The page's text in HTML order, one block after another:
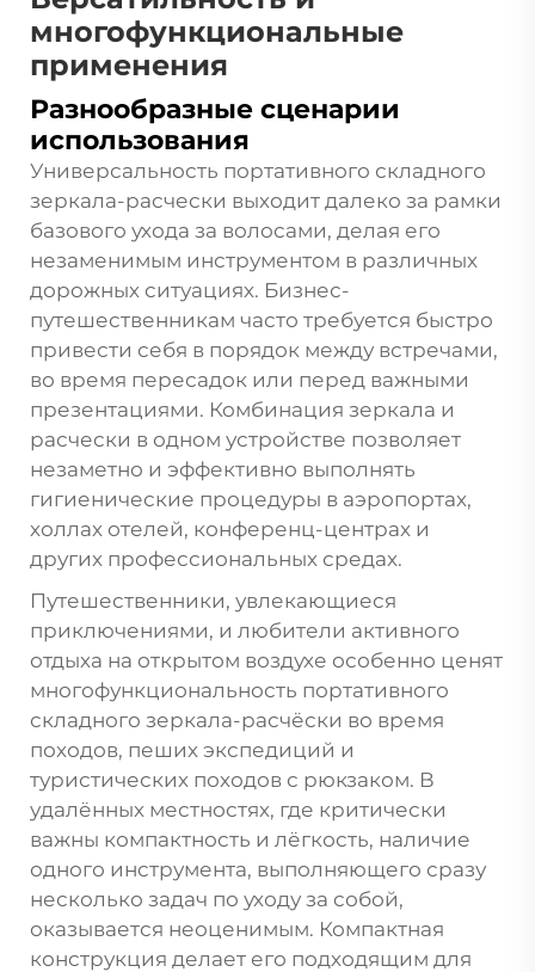
многофункциональные
применения
Разнообразные сценарии
использования
Универсальность портативного складного
зеркала-расчески выходит далеко за рамки
базового ухода за волосами, делая его
незаменимым инструментом в различных
дорожных ситуациях. Бизнес-
путешественникам часто требуется быстро
привести себя в порядок между встречами,
во время пересадок или перед важными
презентациями. Комбинация зеркала и
расчески в одном устройстве позволяет
незаметно и эффективно выполнять
гигиенические процедуры в аэропортах,
холлах отелей, конференц-центрах и
других профессиональных средах.
Путешественники, увлекающиеся
приключениями, и любители активного
отдыха на открытом воздухе особенно ценят
многофункциональность портативного
складного зеркала-расчёски во время
походов, пеших экспедиций и
туристических походов с рюкзаком. В
удалённых местностях, где критически
важны компактность и лёгкость, наличие
одного инструмента, выполняющего сразу
несколько задач по уходу за собой,
оказывается неоценимым. Компактная
конструкция делает его подходящим для